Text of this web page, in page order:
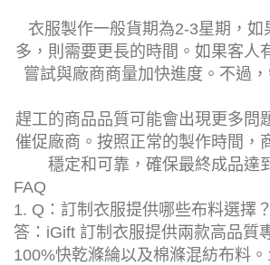
衣服製作一般貨期為2-3星期 ，
多，則需要更長的時間。如果客人
嘗試與廠商商量加快進度。不過，
趕工的商品品質可能會出現更多問
催促廠商。按照正常的製作時間，
穩定和可靠，確保最終成品達
FAQ
1. Q：訂制衣服提供哪些布料選擇？
答：iGift 訂制衣服提供兩款高品質
100%快乾滌綸以及棉滌混紡布料